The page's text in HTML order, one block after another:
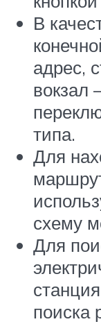
В
адрес,
вокзал
типа.
Для
схему
Для
поиска